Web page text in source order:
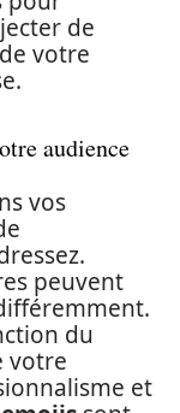
de
votre
audience
vos
peuvent
du
votre
et